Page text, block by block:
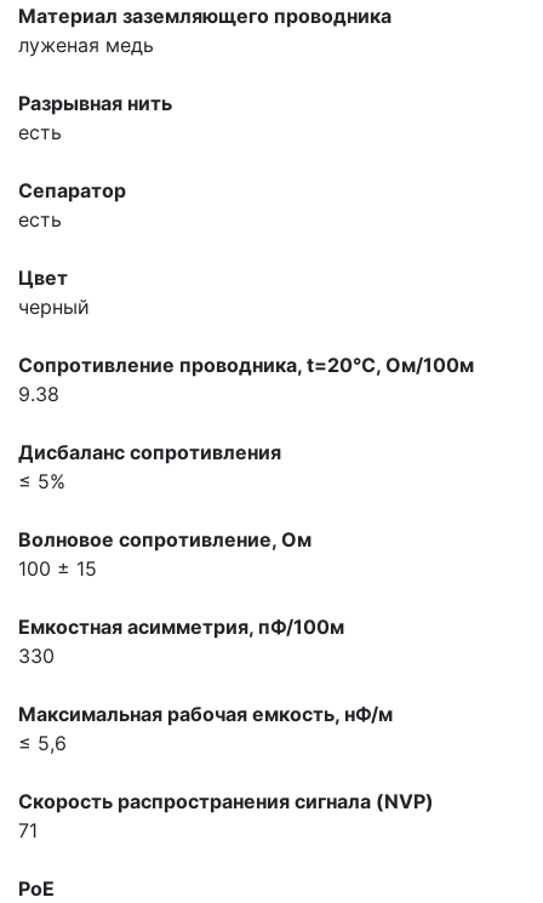
Материал заземляющего проводника
луженая медь
Разрывная нить
есть
Сепаратор
есть
Цвет
черный
Сопpотивление пpоводника, t=20°С, Ом/100м
9.38
Дисбаланс сопpотивления
≤ 5%
Волновое сопpотивление, Ом
100 ± 15
Емкостная асимметрия, пФ/100м
330
Максимальная pабочая емкость, нФ/м
≤ 5,6
Скорость распространения сигнала (NVP)
71
PoE